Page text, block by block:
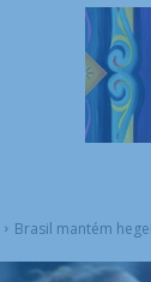
Brasil mantém